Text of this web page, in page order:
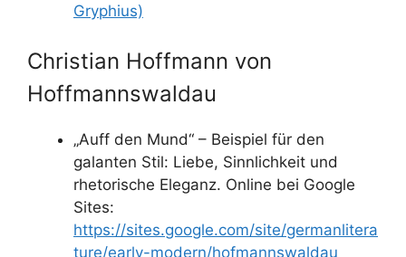
Gryphius)
Christian Hoffmann von
Hoffmannswaldau
„Auff den Mund“ – Beispiel für den
galanten Stil: Liebe, Sinnlichkeit und
rhetorische Eleganz. Online bei Google
Sites:
https://sites.google.com/site/germanlitera
ture/early-modern/hofmannswaldau